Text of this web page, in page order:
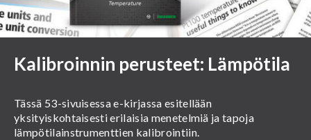
Kalibroinnin perusteet: Lämpötila
Tässä 53-sivuisessa e-kirjassa esitellään
yksityiskohtaisesti erilaisia menetelmiä ja tapoja
lämpötilainstrumenttien kalibrointiin.